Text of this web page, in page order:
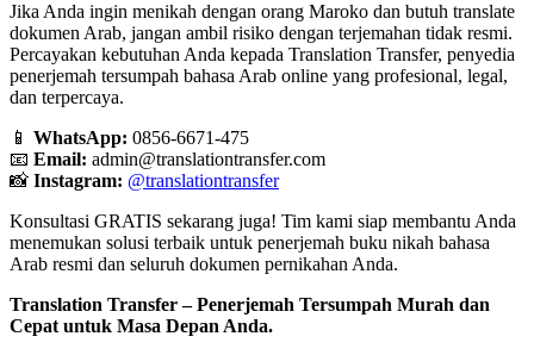
Jika Anda ingin menikah dengan orang Maroko dan butuh translate
dokumen Arab, jangan ambil risiko dengan terjemahan tidak resmi.
Percayakan kebutuhan Anda kepada Translation Transfer, penyedia
penerjemah tersumpah bahasa Arab online yang profesional, legal,
dan terpercaya.
📱 WhatsApp: 0856-6671-475
📧 Email: admin@translationtransfer.com
📸 Instagram: @translationtransfer
Konsultasi GRATIS sekarang juga! Tim kami siap membantu Anda
menemukan solusi terbaik untuk penerjemah buku nikah bahasa
Arab resmi dan seluruh dokumen pernikahan Anda.
Translation Transfer – Penerjemah Tersumpah Murah dan
Cepat untuk Masa Depan Anda.